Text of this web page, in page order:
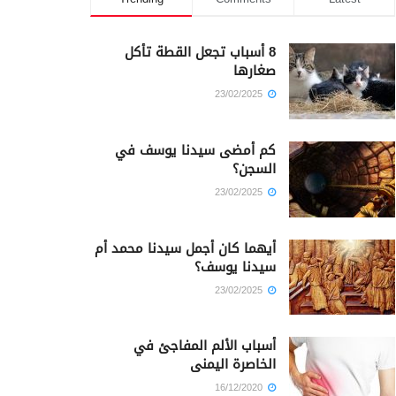
8 أسباب تجعل القطة تأكل
صغارها
كم أمضى سيدنا يوسف في
السجن؟
أيهما كان أجمل سيدنا محمد أم
سيدنا يوسف؟
أسباب الألم المفاجئ في
الخاصرة اليمنى